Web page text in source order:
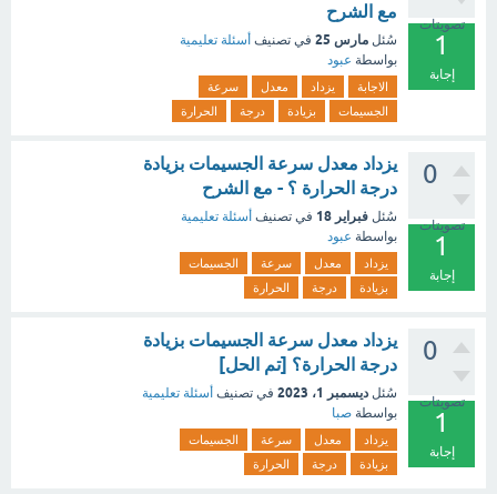
تصويتات
1
إجابة
مع الشرح
سُئل مارس 25 في تصنيف أسئلة تعليمية
بواسطة عبود
الاجابة يزداد معدل
سرعة
الجسيمات
بزيادة درجة الحرارة
0
تصويتات
1
إجابة
يزداد معدل سرعة الجسيمات بزيادة
درجة الحرارة ؟ - مع الشرح
سُئل فبراير 18 في تصنيف أسئلة تعليمية
بواسطة عبود
يزداد معدل سرعة
الجسيمات
بزيادة
درجة الحرارة
0
تصويتات
1
إجابة
يزداد معدل سرعة الجسيمات بزيادة
درجة الحرارة؟ [تم الحل]
سُئل ديسمبر 1، 2023 في تصنيف أسئلة تعليمية
بواسطة صبا
يزداد معدل سرعة
الجسيمات
بزيادة
درجة الحرارة